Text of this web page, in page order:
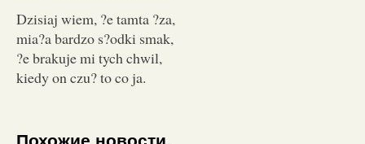
Dzisiaj wiem, ?e tamta ?za,
mia?a bardzo s?odki smak,
?e brakuje mi tych chwil,
kiedy on czu? to co ja.